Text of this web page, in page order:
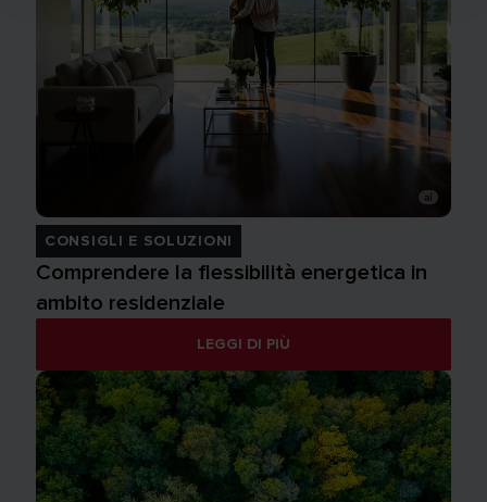
CONSIGLI E SOLUZIONI
Comprendere la flessibilità energetica in
ambito residenziale
LEGGI DI PIÙ